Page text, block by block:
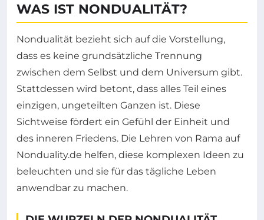
WAS IST NONDUALITÄT?
Nondualität bezieht sich auf die Vorstellung,
dass es keine grundsätzliche Trennung
zwischen dem Selbst und dem Universum gibt.
Stattdessen wird betont, dass alles Teil eines
einzigen, ungeteilten Ganzen ist. Diese
Sichtweise fördert ein Gefühl der Einheit und
des inneren Friedens. Die Lehren von Rama auf
Nonduality.de helfen, diese komplexen Ideen zu
beleuchten und sie für das tägliche Leben
anwendbar zu machen.